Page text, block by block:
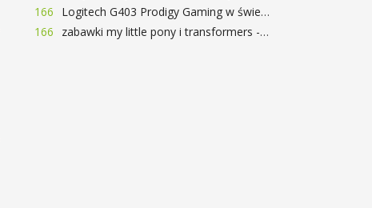
166
Logitech G403 Prodigy Gaming w świetnej cenie 169 zł
166
zabawki my little pony i transformers -50%!